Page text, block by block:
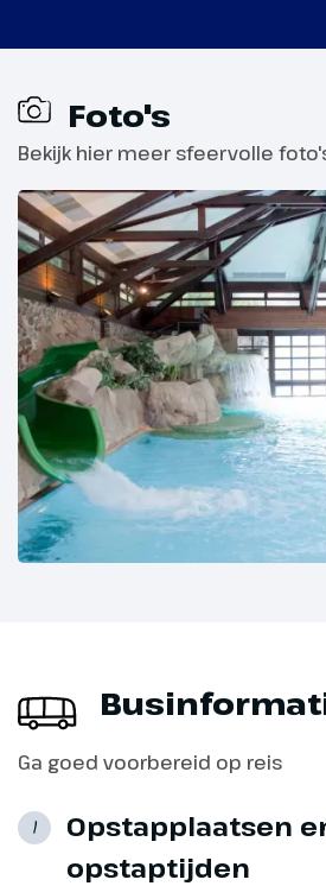
Foto's
Bekijk hier meer sfeervolle
Ga goed voorbereid op reis
1
Opstapplaatsen
opstaptijden